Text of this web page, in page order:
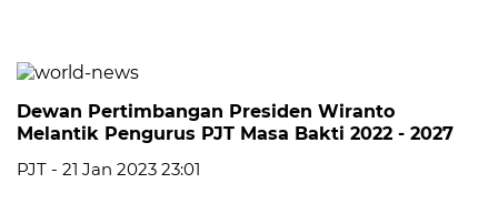
Dewan Pertimbangan Presiden Wiranto
Melantik Pengurus PJT Masa Bakti 2022 - 2027
PJT - 21 Jan 2023 23:01